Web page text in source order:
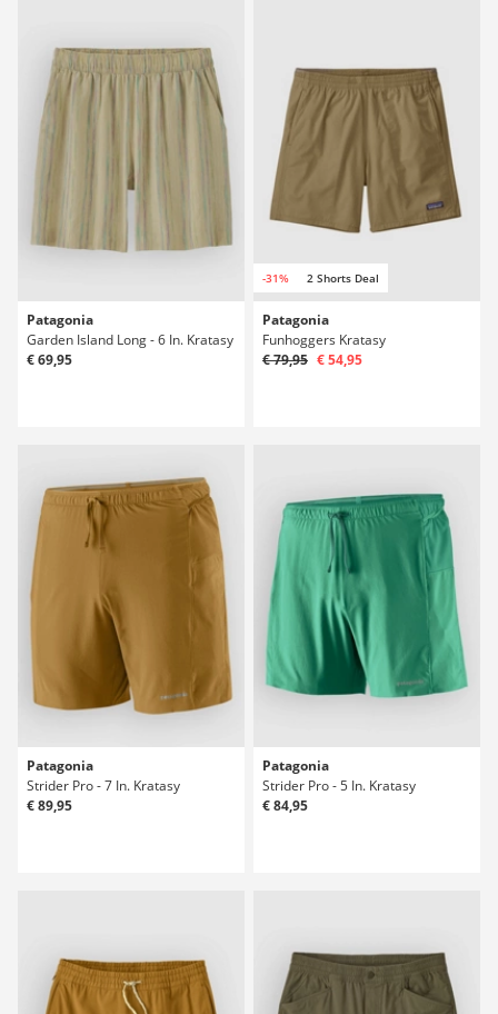
Patagonia
Garden Island Long - 6 In. Kratasy
€ 69,95
-31% 2 Shorts Deal
Patagonia
Funhoggers Kratasy
€ 79,95 € 54,95
Patagonia
Strider Pro - 7 In. Kratasy
€ 89,95
Patagonia
Strider Pro - 5 In. Kratasy
€ 84,95